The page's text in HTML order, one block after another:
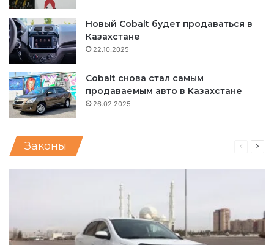
Новый Cobalt будет продаваться в
Казахстане
22.10.2025
Cobalt снова стал самым
продаваемым авто в Казахстане
26.02.2025
Законы